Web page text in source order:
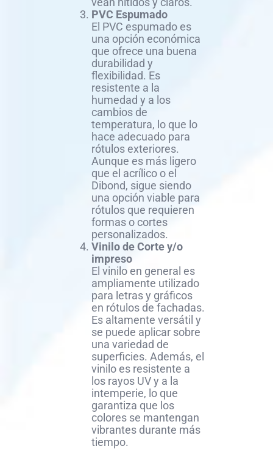
PVC Espumado
El PVC espumado es
una opción económica
que ofrece una buena
durabilidad y
flexibilidad. Es
resistente a la
humedad y a los
cambios de
temperatura, lo que lo
hace adecuado para
rótulos exteriores.
Aunque es más ligero
que el acrílico o el
Dibond, sigue siendo
una opción viable para
rótulos que requieren
formas o cortes
personalizados.
Vinilo de Corte y/o
impreso
El vinilo en general es
ampliamente utilizado
para letras y gráficos
en rótulos de fachadas.
Es altamente versátil y
se puede aplicar sobre
una variedad de
superficies. Además, el
vinilo es resistente a
los rayos UV y a la
intemperie, lo que
garantiza que los
colores se mantengan
vibrantes durante más
tiempo.